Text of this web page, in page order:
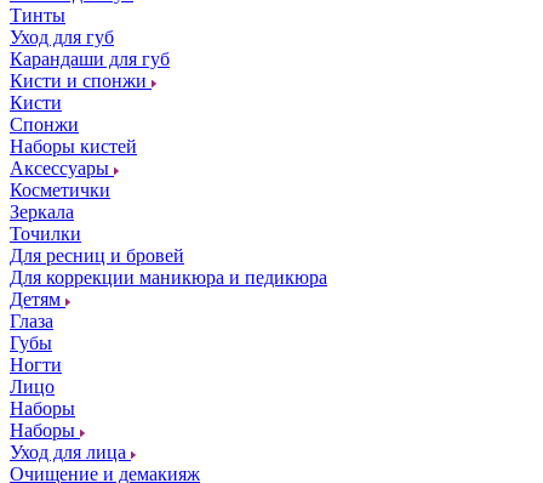
Тинты
Уход для губ
Карандаши для губ
Кисти и спонжи
Кисти
Спонжи
Наборы кистей
Аксессуары
Косметички
Зеркала
Точилки
Для ресниц и бровей
Для коррекции маникюра и педикюра
Детям
Глаза
Губы
Ногти
Лицо
Наборы
Наборы
Уход для лица
Очищение и демакияж